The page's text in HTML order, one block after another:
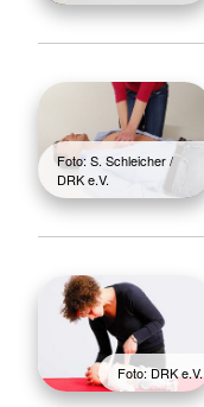
Foto: S. Schleicher /
DRK e.V.
Foto: DRK e.V.